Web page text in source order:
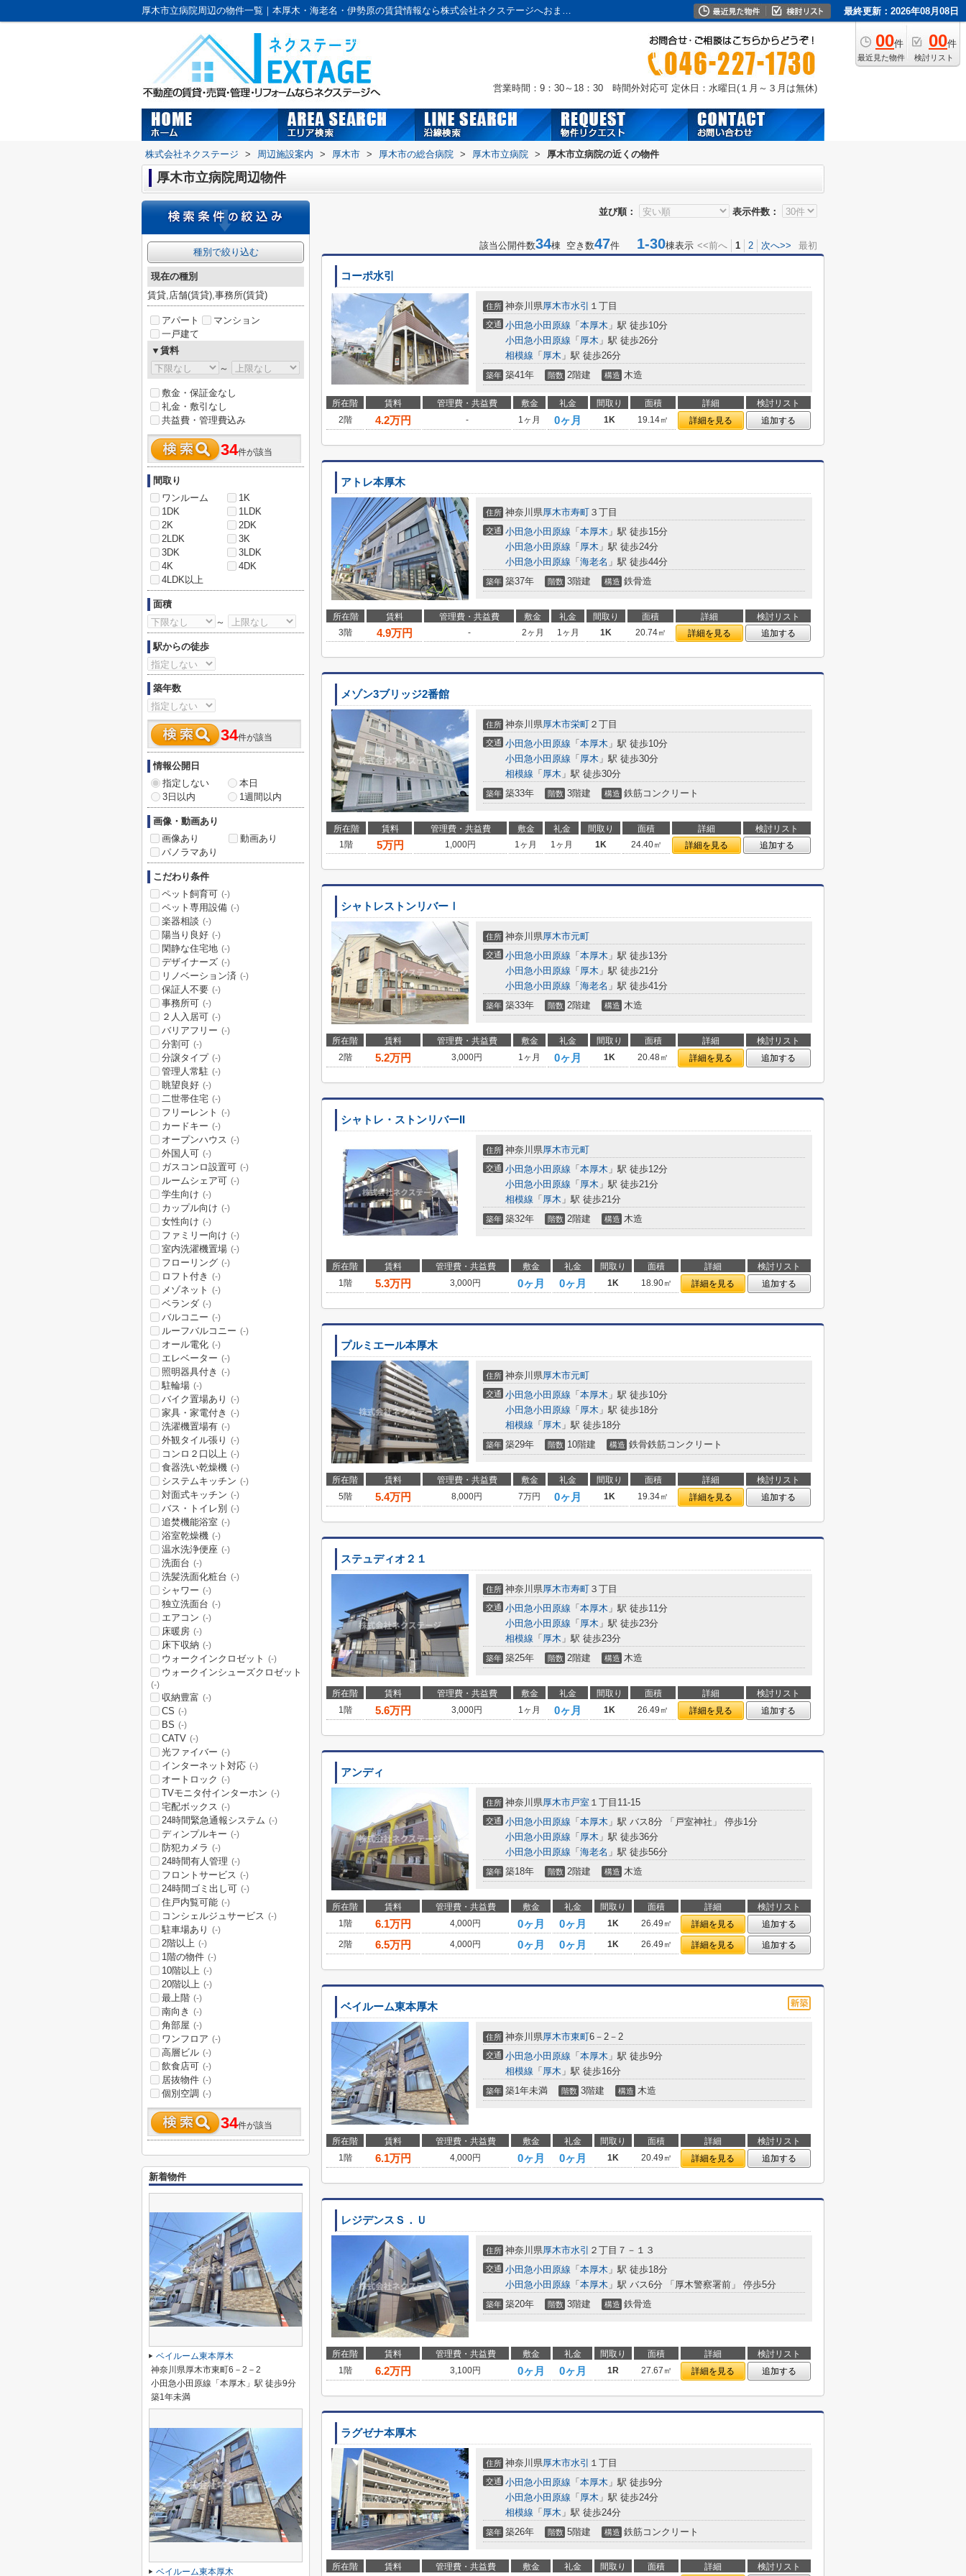
厚木市立病院周辺の物件一覧｜本厚木・海老名・伊勢原の賃貸情報なら株式会社ネクステージへおまかせ！ 最終更新：2026年08月08日
00件
最近見た物件
00件
検討リスト
営業時間：9：30～18：30 時間外対応可 定休日：水曜日(１月～３月は無休)
株式会社ネクステージ > 周辺施設案内 > 厚木市 > 厚木市の総合病院 > 厚木市立病院 > 厚木市立病院の近くの物件
厚木市立病院周辺物件
並び順： 表示件数：
該当公開件数34棟 空き数47件 1-30棟表示 <<前へ 1 2 次へ>> 最初
コーポ水引
住所 神奈川県厚木市水引 １丁目
交通 小田急小田原線 「 本厚木 」駅 徒歩10分
小田急小田原線 「 厚木 」駅 徒歩26分
相模線 「 厚木 」駅 徒歩26分
築年 築41年 階数 2階建 構造 木造
所在階 賃料 管理費・共益費 敷金 礼金 間取り 面積 詳細
検討リスト
2階
4.2万円 - 1ヶ月 0ヶ月 1K 19.14㎡ 詳細を見る 追加する
アトレ本厚木
住所 神奈川県厚木市寿町 ３丁目
交通 小田急小田原線 「 本厚木 」駅 徒歩15分
小田急小田原線 「 厚木 」駅 徒歩24分
小田急小田原線 「 海老名 」駅 徒歩44分
築年 築37年 階数 3階建 構造 鉄骨造
所在階 賃料 管理費・共益費 敷金 礼金 間取り 面積 詳細
検討リスト
3階
4.9万円 - 2ヶ月 1ヶ月 1K 20.74㎡ 詳細を見る 追加する
メゾン3ブリッジ2番館
住所 神奈川県厚木市栄町 ２丁目
交通 小田急小田原線 「 本厚木 」駅 徒歩10分
小田急小田原線 「 厚木 」駅 徒歩30分
相模線 「 厚木 」駅 徒歩30分
築年 築33年 階数 3階建 構造 鉄筋コンクリート
所在階 賃料 管理費・共益費 敷金 礼金 間取り 面積 詳細
検討リスト
1階
5万円 1,000円 1ヶ月 1ヶ月 1K 24.40㎡ 詳細を見る 追加する
シャトレストンリバーⅠ
住所 神奈川県厚木市元町
交通 小田急小田原線 「 本厚木 」駅 徒歩13分
小田急小田原線 「 厚木 」駅 徒歩21分
小田急小田原線 「 海老名 」駅 徒歩41分
築年 築33年 階数 2階建 構造 木造
所在階 賃料 管理費・共益費 敷金 礼金 間取り 面積 詳細
検討リスト
2階
5.2万円 3,000円 1ヶ月 0ヶ月 1K 20.48㎡ 詳細を見る 追加する
シャトレ・ストンリバーII
住所 神奈川県厚木市元町
交通 小田急小田原線 「 本厚木 」駅 徒歩12分
小田急小田原線 「 厚木 」駅 徒歩21分
相模線 「 厚木 」駅 徒歩21分
築年 築32年 階数 2階建 構造 木造
所在階 賃料 管理費・共益費 敷金 礼金 間取り 面積 詳細
検討リスト
1階
5.3万円 3,000円 0ヶ月 0ヶ月 1K 18.90㎡ 詳細を見る 追加する
プルミエール本厚木
住所 神奈川県厚木市元町
交通 小田急小田原線 「 本厚木 」駅 徒歩10分
小田急小田原線 「 厚木 」駅 徒歩18分
相模線 「 厚木 」駅 徒歩18分
築年 築29年 階数 10階建 構造 鉄骨鉄筋コンクリート
所在階 賃料 管理費・共益費 敷金 礼金 間取り 面積 詳細
検討リスト
5階
5.4万円 8,000円 7万円 0ヶ月 1K 19.34㎡ 詳細を見る 追加する
ステュディオ２１
住所 神奈川県厚木市寿町 ３丁目
交通 小田急小田原線 「 本厚木 」駅 徒歩11分
小田急小田原線 「 厚木 」駅 徒歩23分
相模線 「 厚木 」駅 徒歩23分
築年 築25年 階数 2階建 構造 木造
所在階 賃料 管理費・共益費 敷金 礼金 間取り 面積 詳細
検討リスト
1階
5.6万円 3,000円 1ヶ月 0ヶ月 1K 26.49㎡ 詳細を見る 追加する
アンディ
住所 神奈川県厚木市戸室 １丁目11-15
交通 小田急小田原線 「 本厚木 」駅 バス8分 「戸室神社」 停歩1分
小田急小田原線 「 厚木 」駅 徒歩36分
小田急小田原線 「 海老名 」駅 徒歩56分
築年 築18年 階数 2階建 構造 木造
所在階 賃料 管理費・共益費 敷金 礼金 間取り 面積 詳細
検討リスト
1階
6.1万円 4,000円 0ヶ月 0ヶ月 1K 26.49㎡ 詳細を見る
追加する
2階
6.5万円 4,000円 0ヶ月 0ヶ月 1K 26.49㎡ 詳細を見る 追加する
ベイルーム東本厚木
住所 神奈川県厚木市東町6－2－2
交通 小田急小田原線 「 本厚木 」駅 徒歩9分
相模線 「 厚木 」駅 徒歩16分
築年 築1年未満 階数 3階建 構造 木造
所在階 賃料 管理費・共益費 敷金 礼金 間取り 面積 詳細
検討リスト
1階
6.1万円 4,000円 0ヶ月 0ヶ月 1K 20.49㎡ 詳細を見る 追加する
レジデンスＳ．Ｕ
住所 神奈川県厚木市水引 ２丁目７－１３
交通 小田急小田原線 「 本厚木 」駅 徒歩18分
小田急小田原線 「 本厚木 」駅 バス6分 「厚木警察署前」 停歩5分
築年 築20年 階数 3階建 構造 鉄骨造
所在階 賃料 管理費・共益費 敷金 礼金 間取り 面積 詳細
検討リスト
1階
6.2万円 3,100円 0ヶ月 0ヶ月 1R 27.67㎡ 詳細を見る 追加する
ラグゼナ本厚木
住所 神奈川県厚木市水引 １丁目
交通 小田急小田原線 「 本厚木 」駅 徒歩9分
小田急小田原線 「 厚木 」駅 徒歩24分
相模線 「 厚木 」駅 徒歩24分
築年 築26年 階数 5階建 構造 鉄筋コンクリート
所在階 賃料 管理費・共益費 敷金 礼金 間取り 面積 詳細 検討リスト
種別で絞り込む
現在の種別
賃貸,店舗(賃貸),事務所(賃貸)
アパート
マンション
一戸建て
▼賃料
～
敷金・保証金なし
礼金・敷引なし
共益費・管理費込み
34件が該当
間取り
ワンルーム
1K
1DK
1LDK
2K
2DK
2LDK
3K
3DK
3LDK
4K
4DK
4LDK以上
面積
～
駅からの徒歩
築年数
34件が該当
情報公開日
指定しない
本日
3日以内
1週間以内
画像・動画あり
画像あり
動画あり
パノラマあり
こだわり条件
ペット飼育可 (-)
ペット専用設備 (-)
楽器相談 (-)
陽当り良好 (-)
閑静な住宅地 (-)
デザイナーズ (-)
リノベーション済 (-)
保証人不要 (-)
事務所可 (-)
２人入居可 (-)
バリアフリー (-)
分割可 (-)
分譲タイプ (-)
管理人常駐 (-)
眺望良好 (-)
二世帯住宅 (-)
フリーレント (-)
カードキー (-)
オープンハウス (-)
外国人可 (-)
ガスコンロ設置可 (-)
ルームシェア可 (-)
学生向け (-)
カップル向け (-)
女性向け (-)
ファミリー向け (-)
室内洗濯機置場 (-)
フローリング (-)
ロフト付き (-)
メゾネット (-)
ベランダ (-)
バルコニー (-)
ルーフバルコニー (-)
オール電化 (-)
エレベーター (-)
照明器具付き (-)
駐輪場 (-)
バイク置場あり (-)
家具・家電付き (-)
洗濯機置場有 (-)
外観タイル張り (-)
コンロ２口以上 (-)
食器洗い乾燥機 (-)
システムキッチン (-)
対面式キッチン (-)
バス・トイレ別 (-)
追焚機能浴室 (-)
浴室乾燥機 (-)
温水洗浄便座 (-)
洗面台 (-)
洗髪洗面化粧台 (-)
シャワー (-)
独立洗面台 (-)
エアコン (-)
床暖房 (-)
床下収納 (-)
ウォークインクロゼット (-)
ウォークインシューズクロゼット
(-)
収納豊富 (-)
CS (-)
BS (-)
CATV (-)
光ファイバー (-)
インターネット対応 (-)
オートロック (-)
TVモニタ付インターホン (-)
宅配ボックス (-)
24時間緊急通報システム (-)
ディンプルキー (-)
防犯カメラ (-)
24時間有人管理 (-)
フロントサービス (-)
24時間ゴミ出し可 (-)
住戸内覧可能 (-)
コンシェルジュサービス (-)
駐車場あり (-)
2階以上 (-)
1階の物件 (-)
10階以上 (-)
20階以上 (-)
最上階 (-)
南向き (-)
角部屋 (-)
ワンフロア (-)
高層ビル (-)
飲食店可 (-)
居抜物件 (-)
個別空調 (-)
34件が該当
新着物件
ベイルーム東本厚木
神奈川県厚木市東町6－2－2
小田急小田原線「本厚木」駅 徒歩9分
築1年未満
ベイルーム東本厚木